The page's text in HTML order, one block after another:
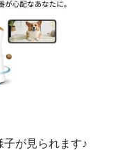
が見られます♪